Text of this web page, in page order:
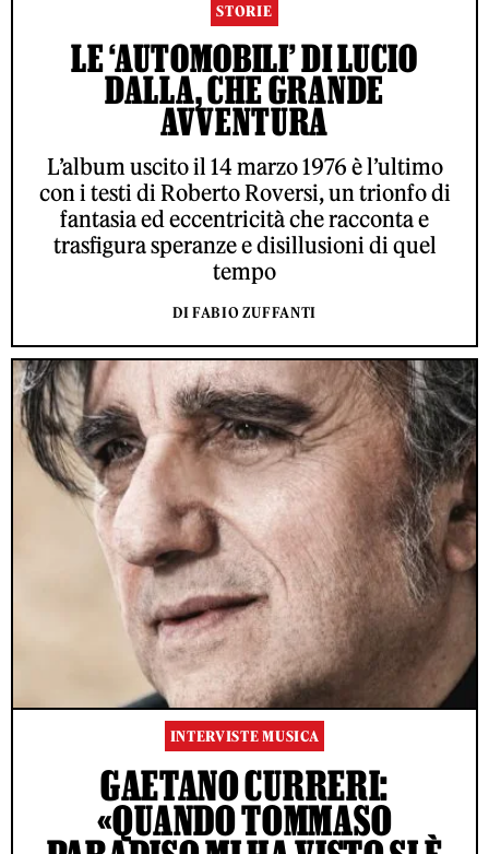
STORIE
LE ‘AUTOMOBILI’ DI LUCIO
DALLA, CHE GRANDE
AVVENTURA
L’album uscito il 14 marzo 1976 è l’ultimo
con i testi di Roberto Roversi, un trionfo di
fantasia ed eccentricità che racconta e
trasfigura speranze e disillusioni di quel
tempo
DI FABIO ZUFFANTI
INTERVISTE MUSICA
GAETANO CURRERI:
«QUANDO TOMMASO